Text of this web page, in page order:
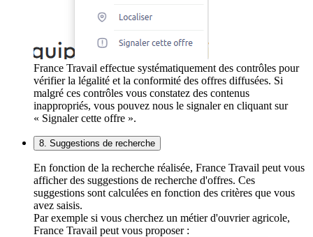
France Travail effectue systématiquement des contrôles pour
vérifier la légalité et la conformité des offres diffusées. Si
malgré ces contrôles vous constatez des contenus
inappropriés, vous pouvez nous le signaler en cliquant sur
« Signaler cette offre ».
8. Suggestions de recherche
En fonction de la recherche réalisée, France Travail peut vous
afficher des suggestions de recherche d'offres. Ces
suggestions sont calculées en fonction des critères que vous
avez saisis.
Par exemple si vous cherchez un métier d'ouvrier agricole,
France Travail peut vous proposer :